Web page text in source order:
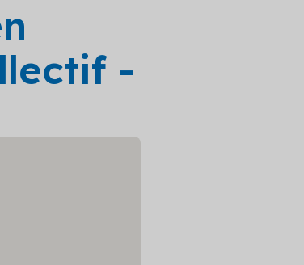
-